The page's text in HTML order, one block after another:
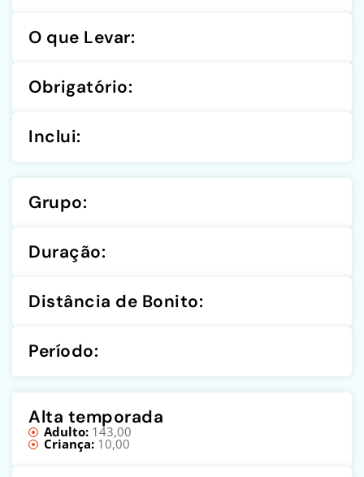
O que Levar:
Obrigatório:
Inclui:
Grupo:
Duração:
Distância de Bonito:
Período:
Alta temporada
Adulto: 143,00
Criança: 10,00